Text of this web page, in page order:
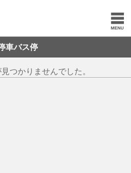
車バス停
つかりませんでした。